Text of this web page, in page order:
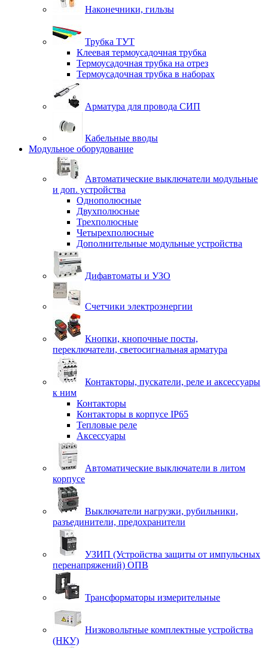
Наконечники, гильзы
Трубка ТУТ
Клеевая термоусадочная трубка
Термоусадочная трубка на отрез
Термоусадочная трубка в наборах
Арматура для провода СИП
Кабельные вводы
Модульное оборудование
Автоматические выключатели модульные
и доп. устройства
Однополюсные
Двухполюсные
Трехполюсные
Четырехполюсные
Дополнительные модульные устройства
Дифавтоматы и УЗО
Счетчики электроэнергии
Кнопки, кнопочные посты,
переключатели, светосигнальная арматура
Контакторы, пускатели, реле и аксессуары
к ним
Контакторы
Контакторы в корпусе IP65
Тепловые реле
Аксессуары
Автоматические выключатели в литом
корпусе
Выключатели нагрузки, рубильники,
разъединители, предохранители
УЗИП (Устройства защиты от импульсных
перенапряжений) ОПВ
Трансформаторы измерительные
Низковольтные комплектные устройства
(НКУ)